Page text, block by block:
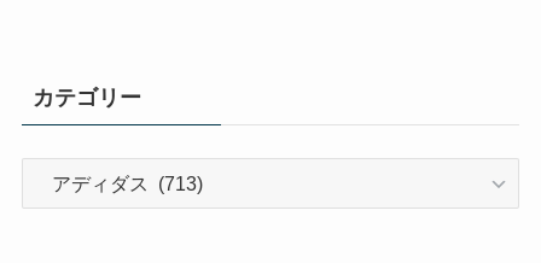
カテゴリー